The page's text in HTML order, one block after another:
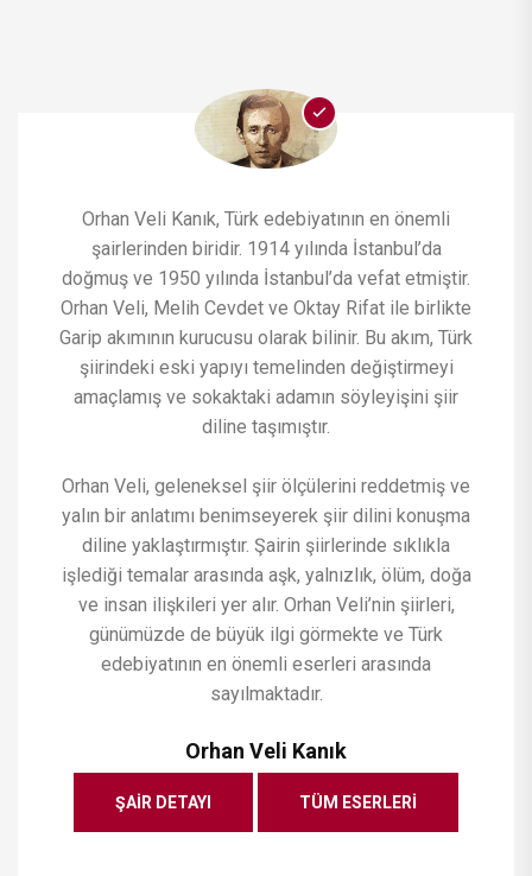
Orhan Veli Kanık, Türk edebiyatının en önemli
şairlerinden biridir. 1914 yılında İstanbul’da
doğmuş ve 1950 yılında İstanbul’da vefat etmiştir.
Orhan Veli, Melih Cevdet ve Oktay Rifat ile birlikte
Garip akımının kurucusu olarak bilinir. Bu akım, Türk
şiirindeki eski yapıyı temelinden değiştirmeyi
amaçlamış ve sokaktaki adamın söyleyişini şiir
diline taşımıştır.
Orhan Veli, geleneksel şiir ölçülerini reddetmiş ve
yalın bir anlatımı benimseyerek şiir dilini konuşma
diline yaklaştırmıştır. Şairin şiirlerinde sıklıkla
işlediği temalar arasında aşk, yalnızlık, ölüm, doğa
ve insan ilişkileri yer alır. Orhan Veli’nin şiirleri,
günümüzde de büyük ilgi görmekte ve Türk
edebiyatının en önemli eserleri arasında
sayılmaktadır.
Orhan Veli Kanık
ŞAIR DETAYI TÜM ESERLERI